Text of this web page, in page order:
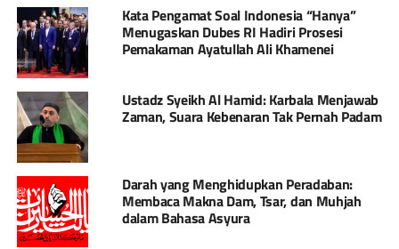
Kata Pengamat Soal Indonesia “Hanya”
Menugaskan Dubes RI Hadiri Prosesi
Pemakaman Ayatullah Ali Khamenei
Ustadz Syeikh Al Hamid: Karbala Menjawab
Zaman, Suara Kebenaran Tak Pernah Padam
Darah yang Menghidupkan Peradaban:
Membaca Makna Dam, Tsar, dan Muhjah
dalam Bahasa Asyura